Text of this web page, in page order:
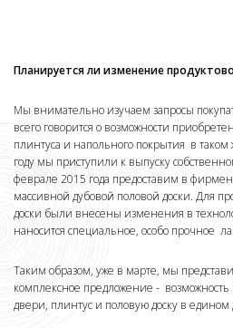
Планируется ли изменение
Мы внимательно изучаем запросы
всего говорится о возможности
плинтуса и напольного покрытия в
году мы приступили к выпуску
феврале 2015 года предоставим в
массивной дубовой половой доски. Для
доски были внесены изменения в
наносится специальное, особо прочное
Таким образом, уже в марте, мы
комплексное предложение -
двери, плинтус и половую доску в